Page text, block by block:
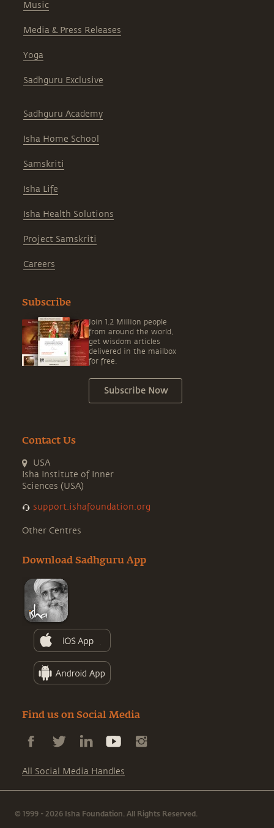
Music
Media & Press Releases
Yoga
Sadhguru Exclusive
Sadhguru Academy
Isha Home School
Samskriti
Isha Life
Isha Health Solutions
Project Samskriti
Careers
Subscribe
Join 1.2 Million people
from around the world,
get wisdom articles
delivered in the mailbox
for free.
Subscribe Now
Contact Us
USA
Isha Institute of Inner
Sciences (USA)
support.ishafoundation.org
Other Centres
Download Sadhguru App
Find us on Social Media
All Social Media Handles
© 1999 - 2026 Isha Foundation. All Rights Reserved.